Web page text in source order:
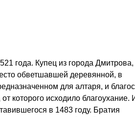
года. Купец из города Дмитрова,
обветшавшей деревянной, в
для алтаря, и
которого исходило благоухание.
в 1483 году. Братия